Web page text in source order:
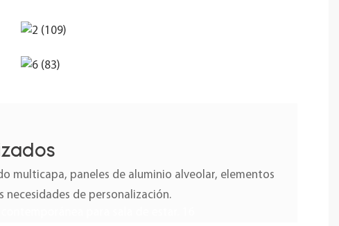
multicapa, paneles de aluminio alveolar, elementos
de personalización.